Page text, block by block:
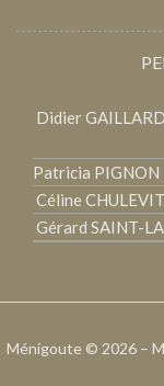
Didier GAILLARD
Patricia PIGNON
Céline
Gérard SAINT-
Ménigoute © 2026 –